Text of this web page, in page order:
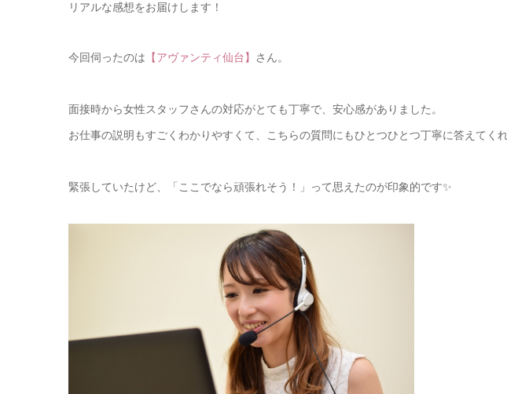
リアルな感想をお届けします！
今回伺ったのは 【アヴァンティ仙台】 さん。
面接時から女性スタッフさんの対応がとても丁寧で、安心感がありました。
お仕事の説明もすごくわかりやすくて、こちらの質問にもひとつひとつ丁寧に答えてくれ
緊張していたけど、「ここでなら頑張れそう！」って思えたのが印象的です✨